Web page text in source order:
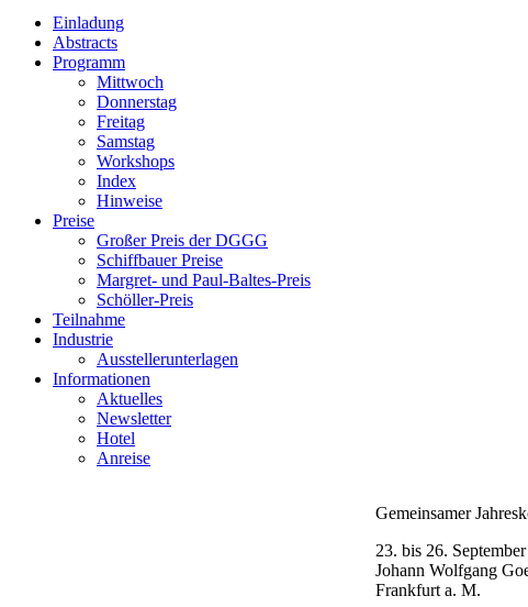
Einladung
Abstracts
Programm
Mittwoch
Donnerstag
Freitag
Samstag
Workshops
Index
Hinweise
Preise
Großer Preis der DGGG
Schiffbauer Preise
Margret- und Paul-Baltes-Preis
Schöller-Preis
Teilnahme
Industrie
Ausstellerunterlagen
Informationen
Aktuelles
Newsletter
Hotel
Anreise
Gemeinsamer
23. bis 26.
Johann Wolfgang
Frankfurt a. M.